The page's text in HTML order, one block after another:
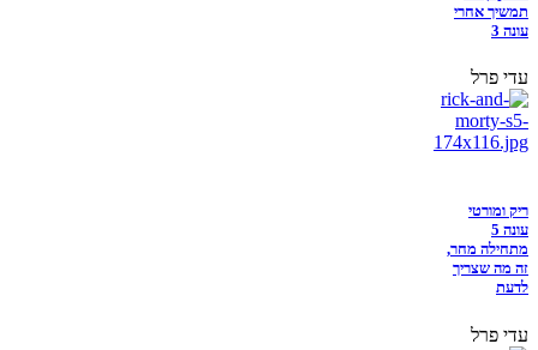
תמשיך אחרי
עונה 3
עדי פרל
ריק ומורטי
עונה 5
מתחילה מחר,
זה מה שצריך
לדעת
עדי פרל